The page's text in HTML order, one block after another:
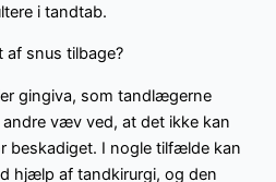
i tandtab.
af snus tilbage?
gingiva, som tandlægerne
væv ved, at det ikke kan
beskadiget. I nogle tilfælde kan
hjælp af tandkirurgi, og den